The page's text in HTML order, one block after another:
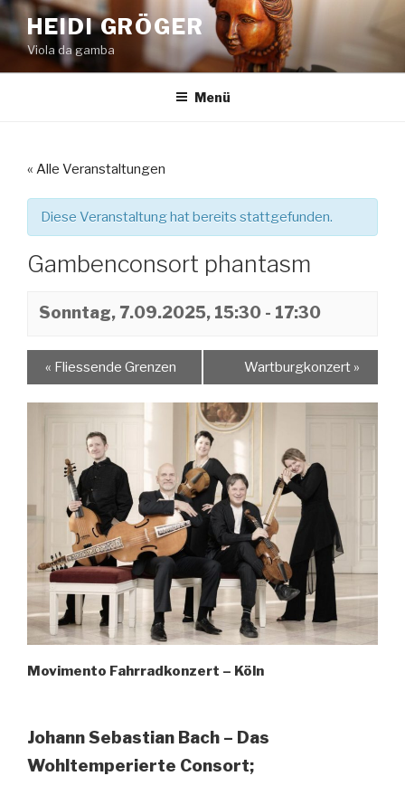
Zum
Inhalt
springen
HEIDI GRÖGER
Viola da gamba
Menü
« Alle Veranstaltungen
Diese Veranstaltung hat bereits stattgefunden.
Gambenconsort phantasm
Sonntag, 7.09.2025, 15:30 - 17:30
« Fliessende Grenzen Wartburgkonzert »
Movimento Fahrradkonzert – Köln
Johann Sebastian Bach – Das
Wohltemperierte Consort;